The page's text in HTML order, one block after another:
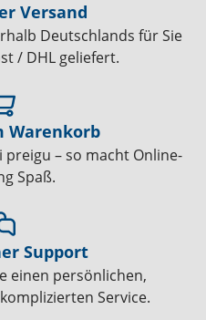
Versand
Deutschlands für Sie
/ DHL geliefert.
Warenkorb
preigu – so macht Online-
Spaß.
Support
einen persönlichen,
Service.